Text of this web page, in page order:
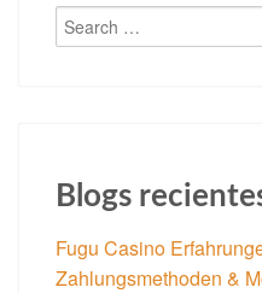
Blogs
Fugu Casino
Zahlungsmethoden &